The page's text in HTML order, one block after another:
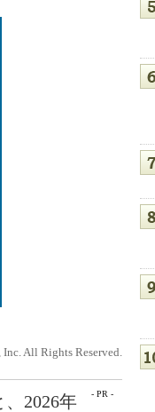
All Rights Reserved.
- PR -
2026年